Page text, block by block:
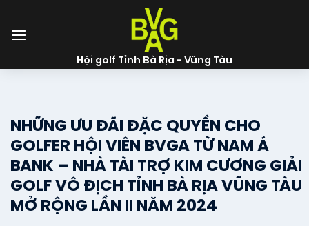
content
Hội golf Tỉnh Bà Rịa - Vũng Tàu
NHỮNG ƯU ĐÃI ĐẶC QUYỀN CHO
GOLFER HỘI VIÊN BVGA TỪ NAM Á
BANK – NHÀ TÀI TRỢ KIM CƯƠNG GIẢI
GOLF VÔ ĐỊCH TỈNH BÀ RỊA VŨNG TÀU
MỞ RỘNG LẦN II NĂM 2024